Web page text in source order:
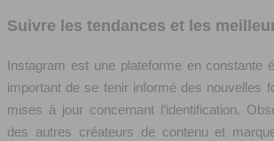
Suivre les tendances et les
Instagram est une plateforme en constante
important de se tenir informé des nouvelles
mises à jour concernant l’identification.
des autres créateurs de contenu et